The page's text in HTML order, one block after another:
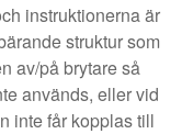
instruktionerna är
struktur som
av/på brytare så
används, eller vid
inte får kopplas till